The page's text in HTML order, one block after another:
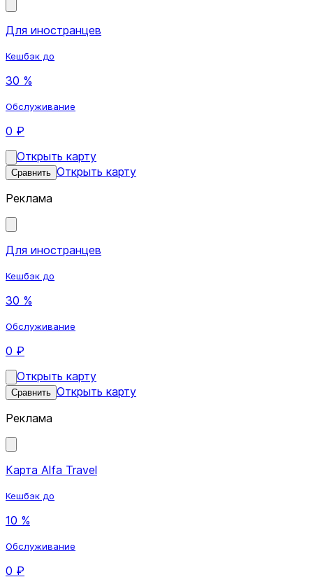
Для иностранцев
Кешбэк до
30 %
Обслуживание
0 ₽
Открыть карту
Сравнить Открыть карту
Реклама
Для иностранцев
Кешбэк до
30 %
Обслуживание
0 ₽
Открыть карту
Сравнить Открыть карту
Реклама
Карта Alfa Travel
Кешбэк до
10 %
Обслуживание
0 ₽